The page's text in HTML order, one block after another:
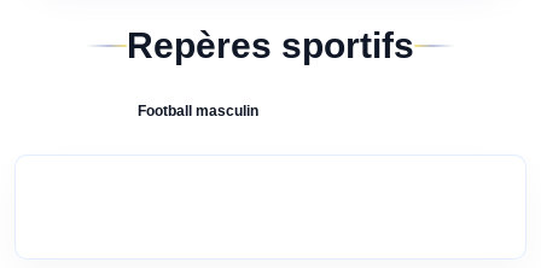
Repères sportifs
Football masculin